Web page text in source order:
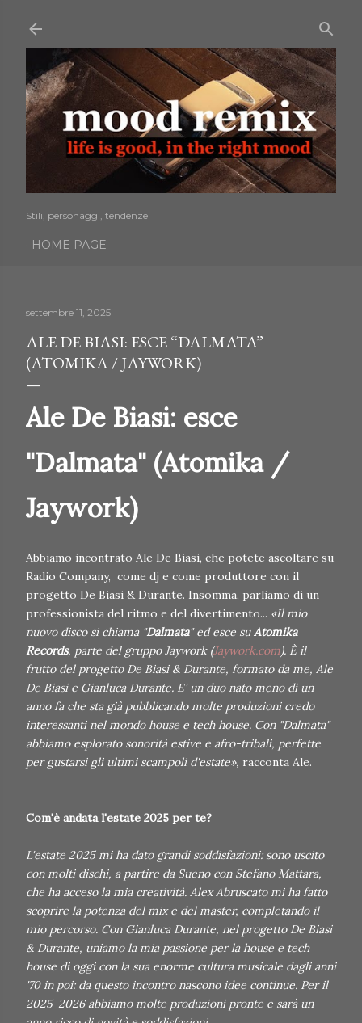
Stili, personaggi, tendenze
HOME PAGE
settembre 11, 2025
ALE DE BIASI: ESCE “DALMATA”
(ATOMIKA / JAYWORK)
Ale De Biasi: esce
"Dalmata" (Atomika /
Jaywork)
Abbiamo incontrato Ale De Biasi, che potete ascoltare su
Radio Company, come dj e come produttore con il
progetto De Biasi & Durante. Insomma, parliamo di un
professionista del ritmo e del divertimento... «Il mio
nuovo disco si chiama "Dalmata" ed esce suAtomika
Records, parte del gruppo Jaywork (Jaywork.com). È il
frutto del progetto De Biasi & Durante, formato da me, Ale
De Biasi e Gianluca Durante. E' un duo nato meno di un
anno fa che sta già pubblicando molte produzioni credo
interessanti nel mondo house e tech house. Con "Dalmata"
abbiamo esplorato sonorità estive e afro-tribali, perfette
per gustarsi gli ultimi scampoli d'estate», racconta Ale.
Com'è andata l'estate 2025 per te?
L'estate 2025 mi ha dato grandi soddisfazioni: sono uscito
con molti dischi, a partire da Sueno con Stefano Mattara,
che ha acceso la mia creatività. Alex Abruscato mi ha fatto
scoprire la potenza del mix e del master, completando il
mio percorso. Con Gianluca Durante, nel progetto De Biasi
& Durante, uniamo la mia passione per la house e tech
house di oggi con la sua enorme cultura musicale dagli anni
'70 in poi: da questo incontro nascono idee continue. Per il
2025-2026 abbiamo molte produzioni pronte e sarà un